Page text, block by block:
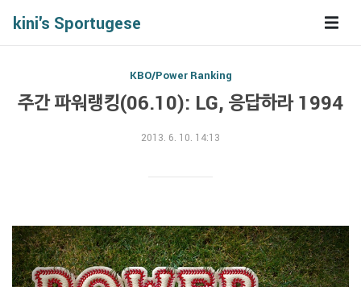
kini's Sportugese
KBO/Power Ranking
주간 파워랭킹(06.10): LG, 응답하라 1994
2013. 6. 10. 14:13